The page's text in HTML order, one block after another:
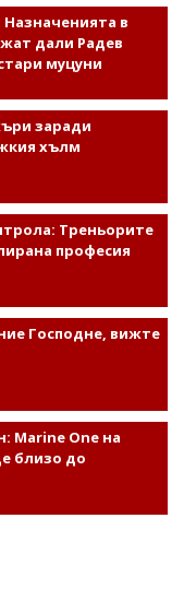
в
дали Радев
муцуни
заради
хълм
Треньорите
професия
Господне, вижте
Marine One на
близо до